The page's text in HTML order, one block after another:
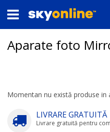
la
Conținut
Aparate foto
Momentan nu există produse in
LIVRARE GRATUITĂ
Livrare gratuită pentru